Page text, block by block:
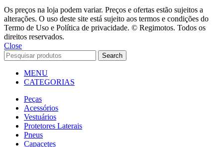
Os preços na loja podem variar. Preços e ofertas estão sujeitos a
alterações. O uso deste site está sujeito aos termos e condições do
Termo de Uso e Política de privacidade. © Regimotos. Todos os
direitos reservados.
Close
Search
MENU
CATEGORIAS
Peças
Acessórios
Vestuários
Protetores Laterais
Pneus
Capacetes